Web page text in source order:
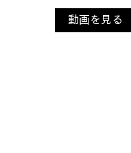
動画を見る